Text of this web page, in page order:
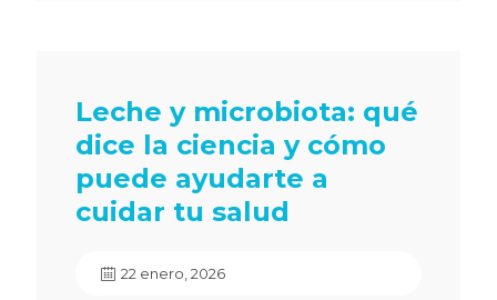
Leche y microbiota: qué
dice la ciencia y cómo
puede ayudarte a
cuidar tu salud
22 enero, 2026